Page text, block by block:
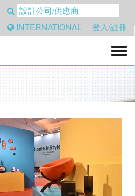
INTERNATIONAL
登入/註冊